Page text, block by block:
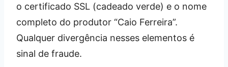
o certificado SSL (cadeado verde) e o nome
completo do produtor “Caio Ferreira”.
Qualquer divergência nesses elementos é
sinal de fraude.